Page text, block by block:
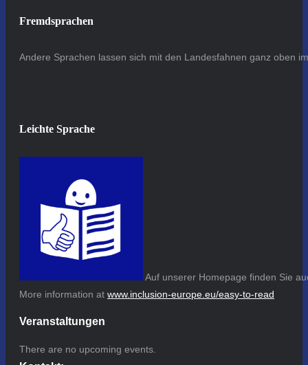
Fremdsprachen
Andere Sprachen lassen sich mit den Landesfahnen ganz oben
Leichte Sprache
Auf unserer Homepage finden Sie
More information at www.inclusion-europe.eu/easy-to-read
Veranstaltungen
There are no upcoming events.